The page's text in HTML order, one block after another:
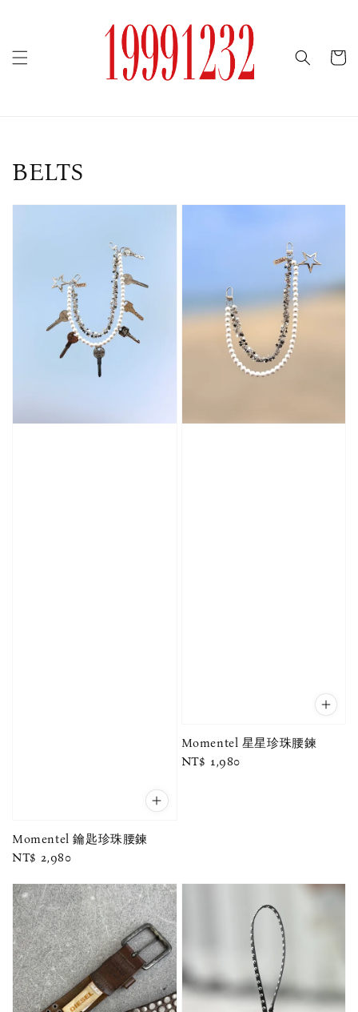
BELTS
Momentel 鑰匙珍珠腰鍊
Regular
NT$ 2,980
Momentel 星星珍珠腰鍊
Regular
NT$ 1,980